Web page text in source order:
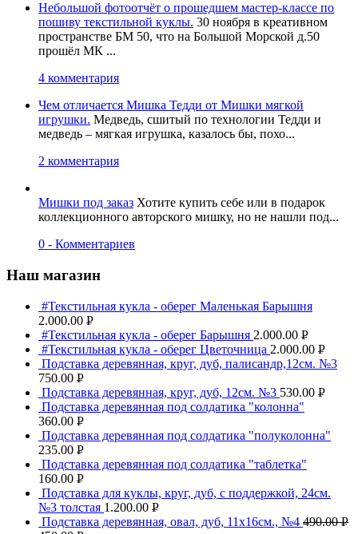
Небольшой фотоотчёт о прошедшем мастер-классе по
пошиву текстильной куклы. 30 ноября в креативном
пространстве БМ 50, что на Большой Морской д.50
прошёл МК ...
4 комментария
Чем отличается Мишка Тедди от Мишки мягкой
игрушки. Медведь, сшитый по технологии Тедди и
медведь – мягкая игрушка, казалось бы, похо...
2 комментария
Мишки под заказ Хотите купить себе или в подарок
коллекционного авторского мишку, но не нашли под...
0 - Комментариев
Наш магазин
#Текстильная кукла - оберег Маленькая Барышня
2.000.00 Р
УБ.
#Текстильная кукла - оберег Барышня 2.000.00 Р
УБ.
#Текстильная кукла - оберег Цветочница 2.000.00 Р
УБ.
Подставка деревянная, круг, дуб, палисандр,12см. №3
750.00 Р
УБ.
Подставка деревянная, круг, дуб, 12см. №3 530.00 Р
Подставка деревянная под солдатика "колонна"
360.00 Р
УБ.
Подставка деревянная под солдатика "полуколонна"
235.00 Р
УБ.
Подставка деревянная под солдатика "таблетка"
160.00 Р
УБ.
Подставка для куклы, круг, дуб, с поддержкой, 24см.
№3 толстая 1.200.00 Р
УБ.
Подставка деревянная, овал, дуб, 11х16см., №4 490.00Р